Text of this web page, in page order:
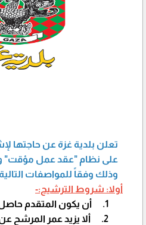
تعلن بلدية غزة عن حاجتها
على نظام "عقد عمل مؤقت"
وذلك وفقاً للمواصفات
أولا: شروط الترشيح:-
1.
أن يكون المتقدم
2.
ألا يزيد عمر المرشح